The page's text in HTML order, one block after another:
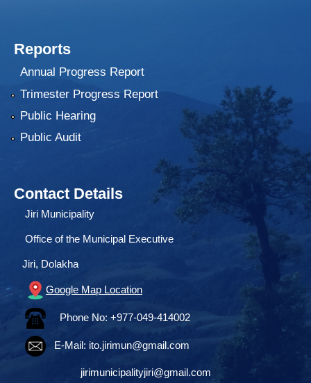
Reports
Annual Progress Report
Trimester Progress Report
Public Hearing
Public Audit
Contact Details
Jiri Municipality
Office of the Municipal Executive
Jiri, Dolakha
Google Map Location
Phone No: +977-049-414002
E-Mail: ito.jirimun@gmail.com
jirimunicipalityjiri@gmail.com